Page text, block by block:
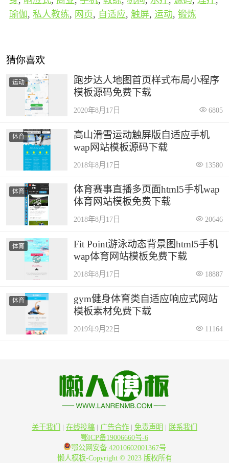
瑜伽, 私人教练, 网页, 自适应, 触屏, 运动, 锻炼
猜你喜欢
运动
跑步达人地图首页样式布局小程序
模板源码免费下载
2020年8月17日 6805
体育
高山滑雪运动触屏版自适应手机
wap网站模板源码下载
2018年8月17日 13580
体育
体育赛事直播多页面html5手机wap
体育网站模板免费下载
2018年8月17日 20646
体育
Fit Point游泳动态背景图html5手机
wap体育网站模板免费下载
2018年8月17日 18887
体育
gym健身体育类自适应响应式网站
模板素材免费下载
2019年9月22日 11164
关于我们 | 在线投稿 | 广告合作 | 免责声明 | 联系我们
鄂ICP备19006660号-6
鄂公网安备 42010602001367号
懒人模板-Copyright © 2023 版权所有